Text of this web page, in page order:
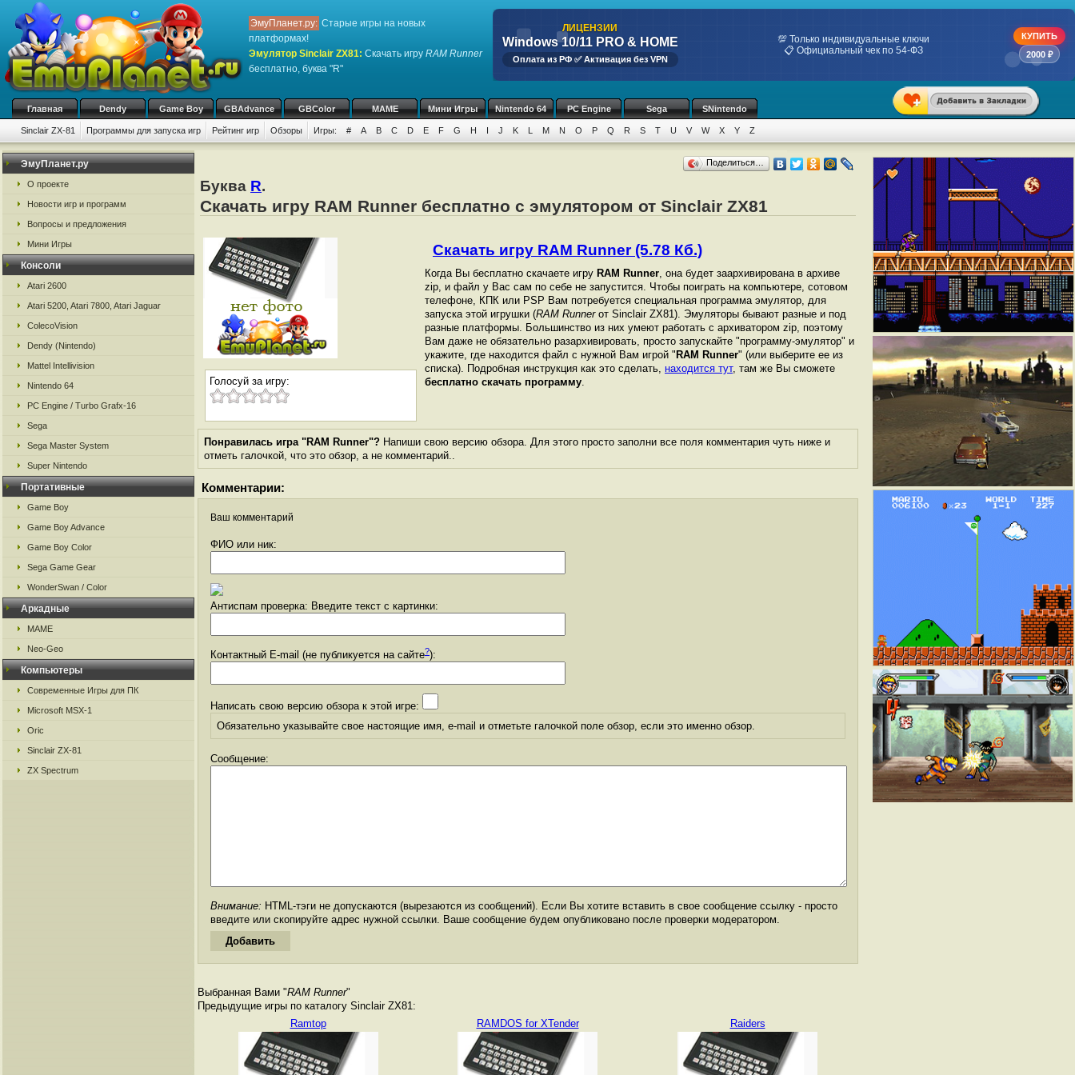
ЭмуПланет.ру: Старые игры на новых
платформах!
Эмулятор Sinclair ZX81: Скачать игру RAM Runner
бесплатно, буква "R"
ЛИЦЕНЗИИ
Windows 10/11 PRO & HOME
Оплата из РФ ✅ Активация без VPN
💯 Только индивидуальные ключи
📋 Официальный чек по 54-ФЗ
КУПИТЬ
2000 ₽
Главная Dendy Game Boy GBAdvance GBColor MAME Мини Игры Nintendo 64 PC Engine Sega SNintendo
Sinclair ZX-81 Программы для запуска игр Рейтинг игр Обзоры Игры: # A B C D E F G H I J K L M N O P Q R S T U V W X Y Z
ЭмуПланет.ру
О проекте
Новости игр и программ
Вопросы и предложения
Мини Игры
Консоли
Atari 2600
Atari 5200, Atari 7800, Atari Jaguar
ColecoVision
Dendy (Nintendo)
Mattel Intellivision
Nintendo 64
PC Engine / Turbo Grafx-16
Sega
Sega Master System
Super Nintendo
Портативные
Game Boy
Game Boy Advance
Game Boy Color
Sega Game Gear
WonderSwan / Color
Аркадные
MAME
Neo-Geo
Компьютеры
Современные Игры для ПК
Microsoft MSX-1
Oric
Sinclair ZX-81
ZX Spectrum
Поделиться…
Буква R.
Скачать игру RAM Runner бесплатно с эмулятором от Sinclair ZX81
Голосуй за игру:
Скачать игру RAM Runner (5.78 Кб.)
Когда Вы бесплатно скачаете игру RAM Runner, она будет заархивирована в архиве
zip, и файл у Вас сам по себе не запустится. Чтобы поиграть на компьютере, сотовом
телефоне, КПК или PSP Вам потребуется специальная программа эмулятор, для
запуска этой игрушки (RAM Runnerот Sinclair ZX81). Эмуляторы бывают разные и под
разные платформы. Большинство из них умеют работать с архиватором zip, поэтому
Вам даже не обязательно разархивировать, просто запускайте "программу-эмулятор" и
укажите, где находится файл с нужной Вам игрой " RAM Runner" (или выберите ее из
списка). Подробная инструкция как это сделать, находится тут, там же Вы сможете
бесплатно скачать программу.
Понравилась игра "RAM Runner"? Напиши свою версию обзора. Для этого просто заполни все поля комментария чуть ниже и
отметь галочкой, что это обзор, а не комментарий..
Комментарии:
Ваш комментарий
ФИО или ник:
Антиспам проверка: Введите текст с картинки:
Контактный E-mail (не публикуется на сайте?):
Написать свою версию обзора к этой игре:
Обязательно указывайте свое настоящие имя, e-mail и отметьте галочкой поле обзор, если это именно обзор.
Сообщение:
Внимание: HTML-тэги не допускаются (вырезаются из сообщений). Если Вы хотите вставить в свое сообщение ссылку - просто
введите или скопируйте адрес нужной ссылки. Ваше сообщение будем опубликовано после проверки модератором.
Выбранная Вами "RAM Runner"
Предыдущие игры по каталогу Sinclair ZX81:
Ramtop
RAMDOS for XTender Raiders